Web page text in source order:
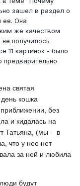
зашел в раздел о
ее. Она
же качеством
получилось
11 картинок - было
святая
кошка
без
и кидалась на
Татьяна, (мы -
в
что у нее нет
за ней и любила
будут